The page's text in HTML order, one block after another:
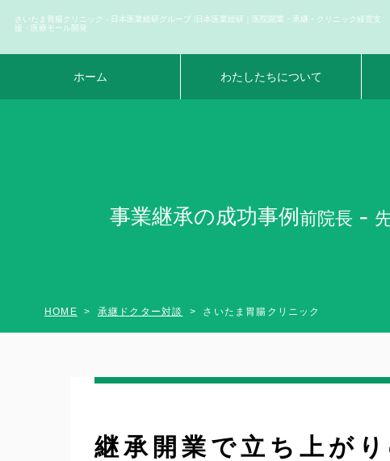
さいたま胃腸クリニック - 日本医業総研グループ |日本医業総研｜医院開業・承継・クリニック経営支
援・医療モール開発
ホーム わたしたちについて
事業継承の成功事例 前院長 -
HOME 承継ドクター対談 さいたま胃腸クリニック
継承開業で立ち上が